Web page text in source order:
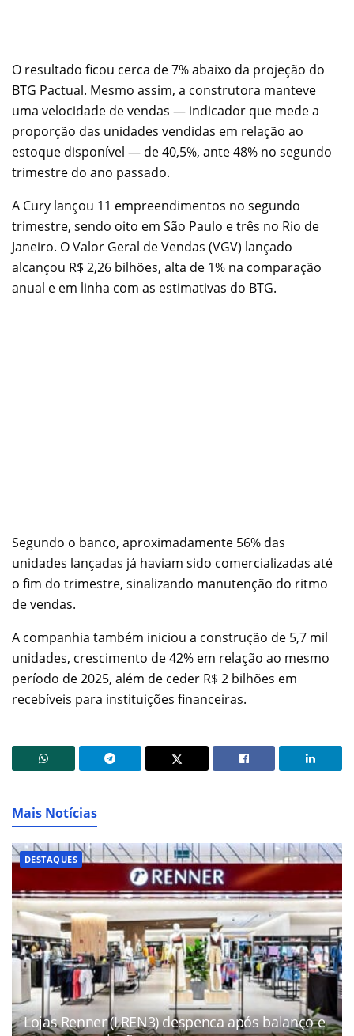
O resultado ficou cerca de 7% abaixo da projeção do
BTG Pactual. Mesmo assim, a construtora manteve
uma velocidade de vendas — indicador que mede a
proporção das unidades vendidas em relação ao
estoque disponível — de 40,5%, ante 48% no segundo
trimestre do ano passado.
A Cury lançou 11 empreendimentos no segundo
trimestre, sendo oito em São Paulo e três no Rio de
Janeiro. O Valor Geral de Vendas (VGV) lançado
alcançou R$ 2,26 bilhões, alta de 1% na comparação
anual e em linha com as estimativas do BTG.
Segundo o banco, aproximadamente 56% das
unidades lançadas já haviam sido comercializadas até
o fim do trimestre, sinalizando manutenção do ritmo
de vendas.
A companhia também iniciou a construção de 5,7 mil
unidades, crescimento de 42% em relação ao mesmo
período de 2025, além de ceder R$ 2 bilhões em
recebíveis para instituições financeiras.
Mais Notícias
DESTAQUES
Lojas Renner (LREN3) despenca após balanço e